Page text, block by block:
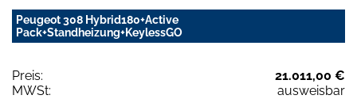
Peugeot 308 Hybrid180+Active
Pack+Standheizung+KeylessGO
Preis:
21.011,00 €
MWSt:
ausweisbar